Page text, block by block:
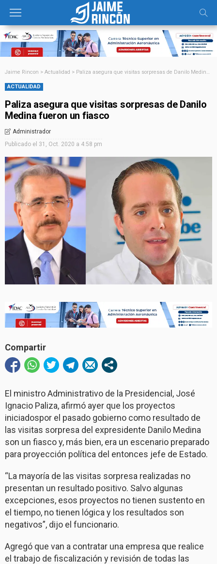
Jaime Rincon > Actualidad > Paliza asegura que visitas sorpresas de Danilo Medina fueron un fiasco
ACTUALIDAD
Paliza asegura que visitas sorpresas de Danilo
Medina fueron un fiasco
Administrador
Publicado el 31, Oct. 2020 a 4:58 pm
Compartir
El ministro Administrativo de la Presidencial, José
Ignacio Paliza, afirmó ayer que los proyectos
iniciadospor el pasado gobierno como resultado de
las visitas sorpresa del expresidente Danilo Medina
son un fiasco y, más bien, era un escenario preparado
para proyección política del entonces jefe de Estado.
“La mayoría de las visitas sorpresa realizadas no
presentan un resultado positivo. Salvo algunas
excepciones, esos proyectos no tienen sustento en
el tiempo, no tienen lógica y los resultados son
negativos”, dijo el funcionario.
Agregó que van a contratar una empresa que realice
el trabajo de fiscalización y revisión de todas las